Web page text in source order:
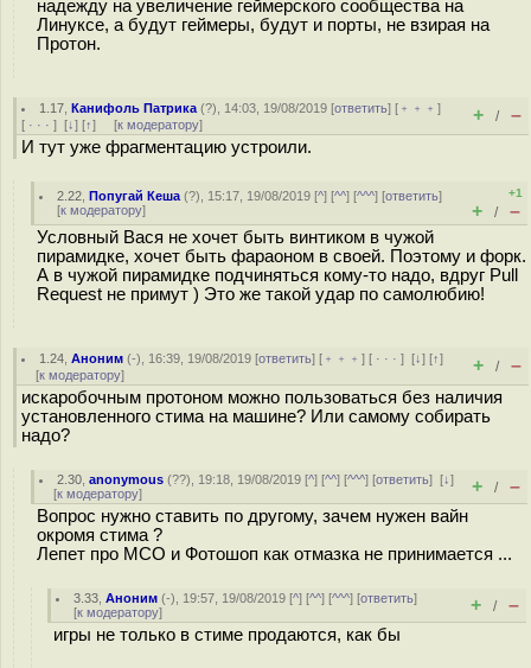
надежду на увеличение геймерского сообщества на
Линуксе, а будут геймеры, будут и порты, не взирая на
Протон.
1.17 ,Канифоль Патрика (?), 14:03, 19/08/2019 [ответить] [ ﹢﹢﹢]
[ · · · ] [↓] [↑] [к модератору] + / –
И тут уже фрагментацию устроили.
2.22 ,Попугай Кеша (?), 15:17, 19/08/2019 [^] [^^] [^^^] [ответить]
[к модератору]
+1
+ / –
Условный Вася не хочет быть винтиком в чужой
пирамидке, хочет быть фараоном в своей. Поэтому и форк.
А в чужой пирамидке подчиняться кому-то надо, вдруг Pull
Request не примут ) Это же такой удар по самолюбию!
1.24 ,Аноним (-), 16:39, 19/08/2019 [ответить] [ ﹢﹢﹢] [ · · ·][↓] [↑]
[к модератору] + / –
искаробочным протоном можно пользоваться без наличия
установленного стима на машине? Или самому собирать
надо?
2.30 ,anonymous (??), 19:18, 19/08/2019 [^] [^^] [^^^] [ответить][↓]
[к модератору] + / –
Вопрос нужно ставить по другому, зачем нужен вайн
окромя стима ?
Лепет про МСО и Фотошоп как отмазка не принимается ...
3.33 ,Аноним (-), 19:57, 19/08/2019 [^] [^^] [^^^] [ответить]
[к модератору] + / –
игры не только в стиме продаются, как бы